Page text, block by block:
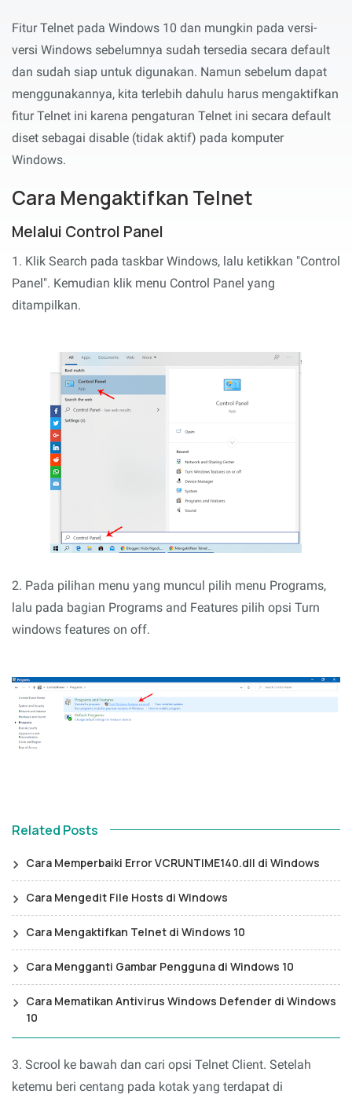
Fitur Telnet pada Windows 10 dan mungkin pada versi-
versi Windows sebelumnya sudah tersedia secara default
dan sudah siap untuk digunakan. Namun sebelum dapat
menggunakannya, kita terlebih dahulu harus mengaktifkan
fitur Telnet ini karena pengaturan Telnet ini secara default
diset sebagai disable (tidak aktif) pada komputer
Windows.
Cara Mengaktifkan Telnet
Melalui Control Panel
1. Klik Search pada taskbar Windows, lalu ketikkan "Control
Panel". Kemudian klik menu Control Panel yang
ditampilkan.
2. Pada pilihan menu yang muncul pilih menu Programs,
lalu pada bagian Programs and Features pilih opsi Turn
windows features on off.
Related Posts
Cara Memperbaiki Error VCRUNTIME140.dll di Windows
Cara Mengedit File Hosts di Windows
Cara Mengaktifkan Telnet di Windows 10
Cara Mengganti Gambar Pengguna di Windows 10
Cara Mematikan Antivirus Windows Defender di Windows
10
3. Scrool ke bawah dan cari opsi Telnet Client. Setelah
ketemu beri centang pada kotak yang terdapat di